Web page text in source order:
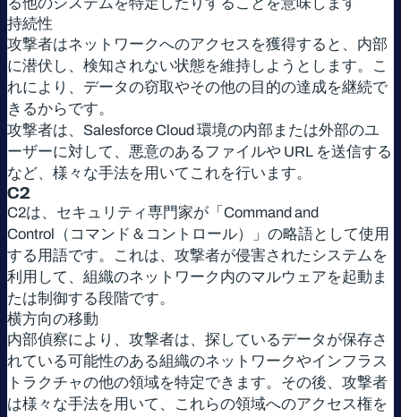
る他のシステムを特定したりすることを意味します
持続性
攻撃者はネットワークへのアクセスを獲得すると、内部
に潜伏し、検知されない状態を維持しようとします。こ
れにより、データの窃取やその他の目的の達成を継続で
きるからです。
攻撃者は、Salesforce Cloud 環境の内部または外部のユ
ーザーに対して、悪意のあるファイルや URL を送信する
など、様々な手法を用いてこれを行います。
C2
C2は、セキュリティ専門家が「Command and
Control（コマンド＆コントロール）」の略語として使用
する用語です。これは、攻撃者が侵害されたシステムを
利用して、組織のネットワーク内のマルウェアを起動ま
たは制御する段階です。
横方向の移動
内部偵察により、攻撃者は、探しているデータが保存さ
れている可能性のある組織のネットワークやインフラス
トラクチャの他の領域を特定できます。その後、攻撃者
は様々な手法を用いて、これらの領域へのアクセス権を